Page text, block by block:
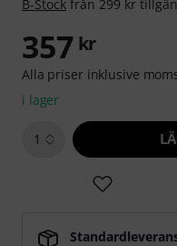
B-Stock från 299 kr
357 kr
Alla priser inklusive
i lager
1